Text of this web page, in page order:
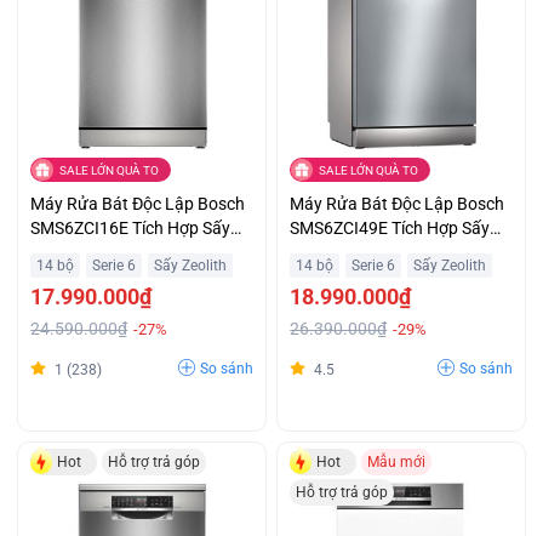
SALE LỚN QUÀ TO
Máy Rửa Bát Độc Lập Bosch
SMS6ZCI16E Tích Hợp Sấy
Góp
14 bộ Serie 6 Sấy Zeolith
17.990.000₫
24.590.000₫ -27%
1 (238) So sánh
SALE LỚN QUÀ TO
Máy Rửa Bát Độc Lập Bosch
SMS6ZCI49E Tích Hợp Sấy
Góp
14 bộ Serie 6 Sấy Zeolith
18.990.000₫
26.390.000₫ -29%
4.5 So sánh
Hot Hỗ trợ trả góp Hot
Mẫu mới
Hỗ trợ trả góp